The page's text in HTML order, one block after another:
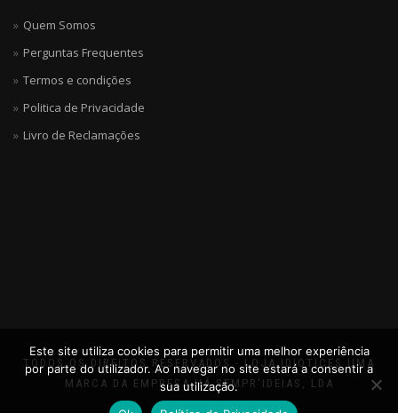
Quem Somos
Perguntas Frequentes
Termos e condições
Politica de Privacidade
Livro de Reclamações
TODOS OS DIREITOS RESERVADOS - LOJA IDIOTICES UMA
MARCA DA EMPRESA HÁ SEMPR'IDEIAS, LDA
Este site utiliza cookies para permitir uma melhor experiência
por parte do utilizador. Ao navegar no site estará a consentir a
sua utilização.